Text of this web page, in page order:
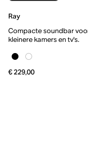
Ray
Compacte soundbar
kleinere kamers en tv's.
€ 229,00